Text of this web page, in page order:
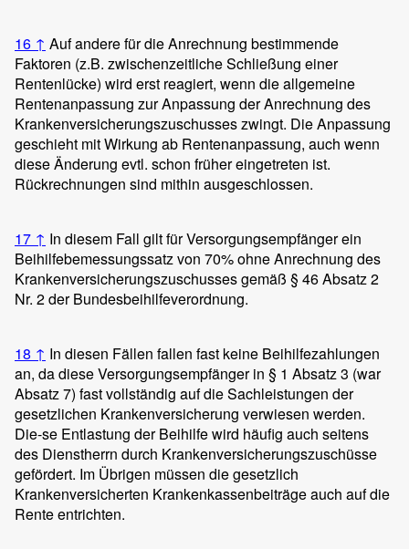
16 ↑ Auf andere für die Anrechnung bestimmende
Faktoren (z.B. zwischenzeitliche Schließung einer
Rentenlücke) wird erst reagiert, wenn die allgemeine
Rentenanpassung zur Anpassung der Anrechnung des
Krankenversicherungszuschusses zwingt. Die Anpassung
geschieht mit Wirkung ab Rentenanpassung, auch wenn
diese Änderung evtl. schon früher eingetreten ist.
Rückrechnungen sind mithin ausgeschlossen.
17 ↑ In diesem Fall gilt für Versorgungsempfänger ein
Beihilfebemessungssatz von 70% ohne Anrechnung des
Krankenversicherungszuschusses gemäß § 46 Absatz 2
Nr. 2 der Bundesbeihilfeverordnung.
18 ↑ In diesen Fällen fallen fast keine Beihilfezahlungen
an, da diese Versorgungsempfänger in § 1 Absatz 3 (war
Absatz 7) fast vollständig auf die Sachleistungen der
gesetzlichen Krankenversicherung verwiesen werden.
Die-se Entlastung der Beihilfe wird häufig auch seitens
des Dienstherrn durch Krankenversicherungszuschüsse
gefördert. Im Übrigen müssen die gesetzlich
Krankenversicherten Krankenkassenbeiträge auch auf die
Rente entrichten.